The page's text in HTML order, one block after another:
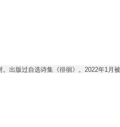
出版过自选诗集《徘徊》。2022年1月